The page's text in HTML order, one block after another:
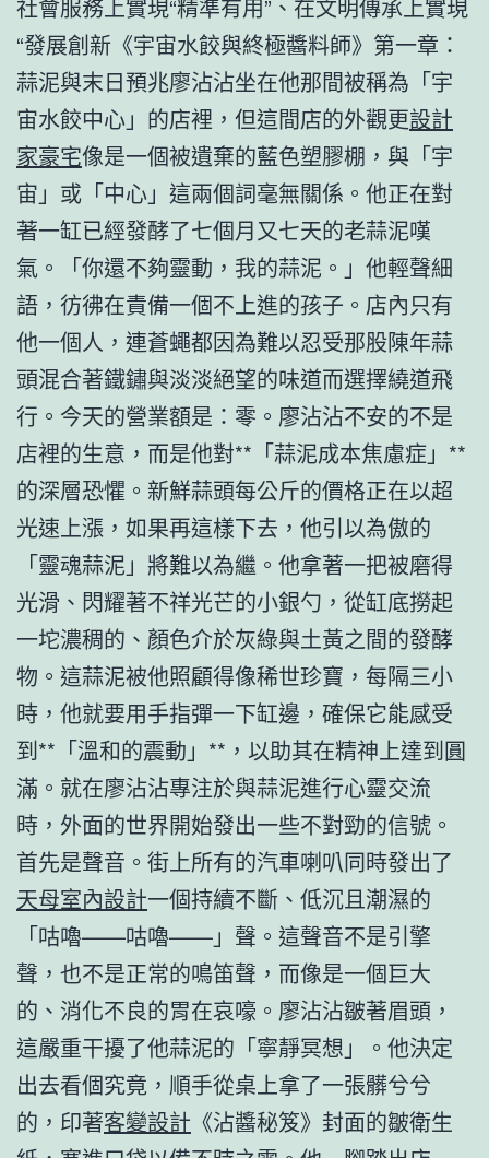
社會服務上實現“精準有用”、在文明傳承上實現
“發展創新《宇宙水餃與終極醬料師》第一章：
蒜泥與末日預兆廖沾沾坐在他那間被稱為「宇
宙水餃中心」的店裡，但這間店的外觀更設計
家豪宅像是一個被遺棄的藍色塑膠棚，與「宇
宙」或「中心」這兩個詞毫無關係。他正在對
著一缸已經發酵了七個月又七天的老蒜泥嘆
氣。「你還不夠靈動，我的蒜泥。」他輕聲細
語，彷彿在責備一個不上進的孩子。店內只有
他一個人，連蒼蠅都因為難以忍受那股陳年蒜
頭混合著鐵鏽與淡淡絕望的味道而選擇繞道飛
行。今天的營業額是：零。廖沾沾不安的不是
店裡的生意，而是他對**「蒜泥成本焦慮症」**
的深層恐懼。新鮮蒜頭每公斤的價格正在以超
光速上漲，如果再這樣下去，他引以為傲的
「靈魂蒜泥」將難以為繼。他拿著一把被磨得
光滑、閃耀著不祥光芒的小銀勺，從缸底撈起
一坨濃稠的、顏色介於灰綠與土黃之間的發酵
物。這蒜泥被他照顧得像稀世珍寶，每隔三小
時，他就要用手指彈一下缸邊，確保它能感受
到**「溫和的震動」**，以助其在精神上達到圓
滿。就在廖沾沾專注於與蒜泥進行心靈交流
時，外面的世界開始發出一些不對勁的信號。
首先是聲音。街上所有的汽車喇叭同時發出了
天母室內設計一個持續不斷、低沉且潮濕的
「咕嚕——咕嚕——」聲。這聲音不是引擎
聲，也不是正常的鳴笛聲，而像是一個巨大
的、消化不良的胃在哀嚎。廖沾沾皺著眉頭，
這嚴重干擾了他蒜泥的「寧靜冥想」。他決定
出去看個究竟，順手從桌上拿了一張髒兮兮
的，印著客變設計 《沾醬秘笈》封面的皺衛生